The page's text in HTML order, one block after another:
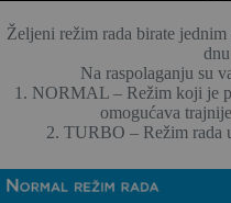
Željeni režim rada birate
Na raspolaganju su
1. NORMAL – Režim koji je
omogućava
2. TURBO – Režim rada